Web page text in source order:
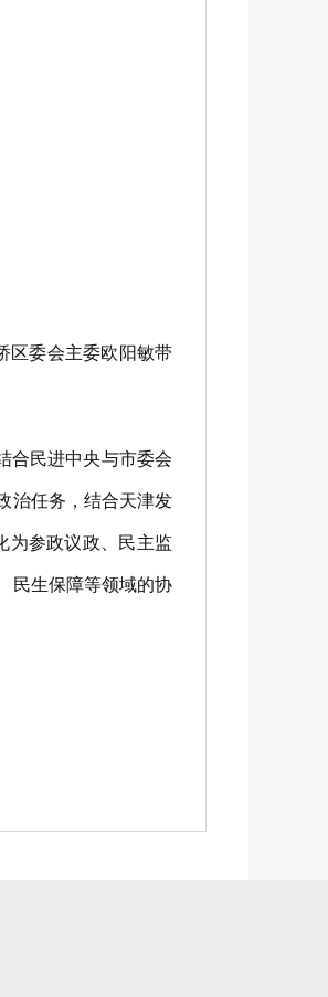
区委会主委欧阳敏带
合民进中央与市委会
治任务，结合天津发
为参政议政、民主监
民生保障等领域的协